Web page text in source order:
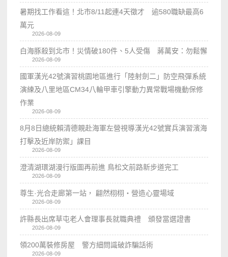
暑期找工作看這！北市8/11起連4天徵才 逾580職缺最高6
萬元
2026-08-09
白海豚殺到北市！災情破180件、5人受傷 蔣萬安：勿鬆懈
2026-08-09
國軍漢光42號演習桃園地區進行「陸射劍二」防空飛彈系統
演練及八里地區CM34八輪甲車引擎動力異常戰場機動保修
作業
2026-08-09
8月8日總統賴清德親赴海軍左營視導漢光42號實兵演習濱海
打擊及近岸防禦」課目
2026-08-09
澄清湖環湖漫行版圖再前進 鳥松文前路新步道完工
2026-08-09
尊生·光合走廊第一站， 翩然栩栩・營造心靈場域
2026-08-09
許縣長出席草屯老人會理事長就職典禮 頒發當選證書
2026-08-09
領200萬裝修房屋 警方細問識破詐騙話術
2026-08-09